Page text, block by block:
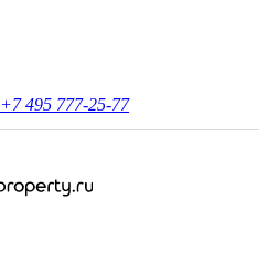
+7 495 777-25-77